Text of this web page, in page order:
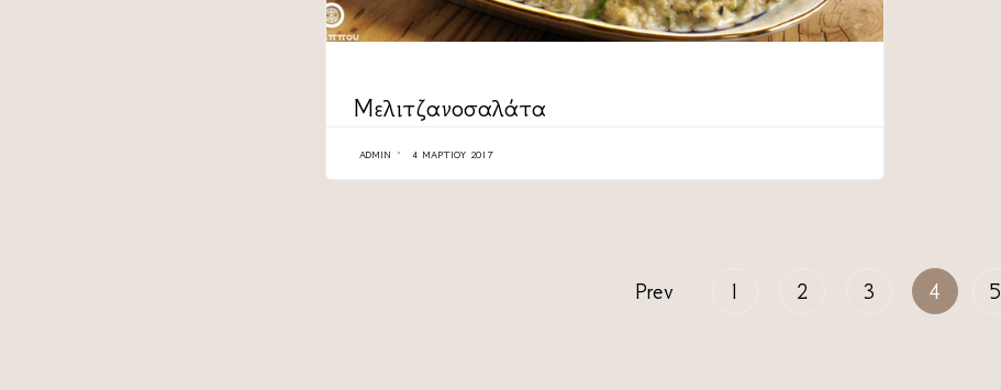
Μελιτζανοσαλάτα
ADMIN 4 ΜΑΡΤΊΟΥ 2017
Prev 1 2 3 4 5